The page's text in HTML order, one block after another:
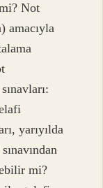
Not
amacıyla
yarıyılda
mi?